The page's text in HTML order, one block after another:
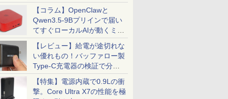
ッズ一挙紹介
【コラム】OpenClawと
Qwen3.5-9Bプリインで届い
てすぐローカルAIが動くミニ
PC「SER9 Pro」
【レビュー】給電が途切れな
い優れもの！バッファロー製
Type-C充電器の検証で分か
ったこと
【特集】電源内蔵で0.9Lの衝
撃。Core Ultra X7の性能を極